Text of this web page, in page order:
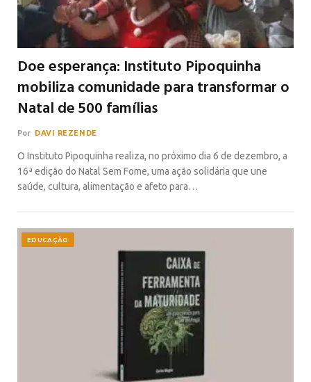
Doe esperança: Instituto Pipoquinha
mobiliza comunidade para transformar o
Natal de 500 famílias
Por DAVI REZENDE
O Instituto Pipoquinha realiza, no próximo dia 6 de dezembro, a
16ª edição do Natal Sem Fome, uma ação solidária que une
saúde, cultura, alimentação e afeto para…
EDUCAÇÃO